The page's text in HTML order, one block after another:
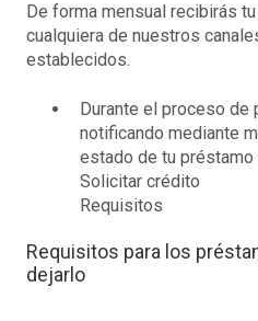
De forma mensual recibirás
cualquiera de nuestros
establecidos.
Durante el proceso de
notificando mediante
estado de tu préstamo
Solicitar crédito
Requisitos
Requisitos para los
dejarlo